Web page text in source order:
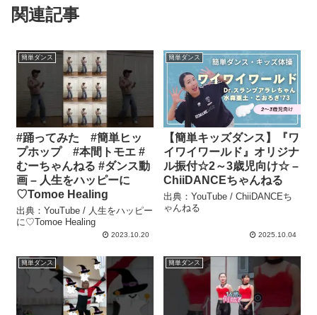
関連記事
簡単ダンス
#踊ってみた #簡単ヒッ
プホップ #本間トモエ #
むーちゃんねる #ダンス動
画 – 人生をハッピーに
♡Tomoe Healing
出典：YouTube / 人生をハッピー
に♡Tomoe Healing
2023.10.20
簡単ダンス
【簡単キッズダンス】『ワ
イワイワールド』オリジナ
ル振付☆2～3歳児向け☆ –
ChiiDANCEちゃんねる
出典：YouTube / ChiiDANCEち
ゃんねる
2025.10.04
簡単ダンス 簡単ダンス